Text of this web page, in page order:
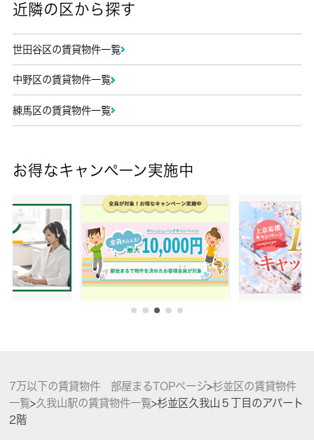
近隣の区から探す
世田谷区の賃貸物件一覧
中野区の賃貸物件一覧
練馬区の賃貸物件一覧
お得なキャンペーン実施中
7万以下の賃貸物件 部屋まるTOPページ>杉並区の賃貸物件
一覧>久我山駅の賃貸物件一覧>杉並区久我山５丁目のアパート
2階